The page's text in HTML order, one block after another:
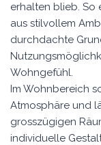
erhalten blieb. So
aus stilvollem
durchdachte
Wohngefühl.
Im Wohnbereich
Atmosphäre und
grosszügigen
individuelle